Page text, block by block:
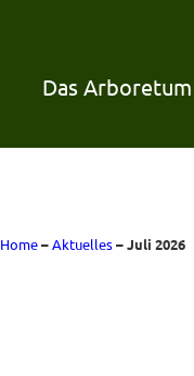
Das Arboretum
Home–Aktuelles–Juli 2026